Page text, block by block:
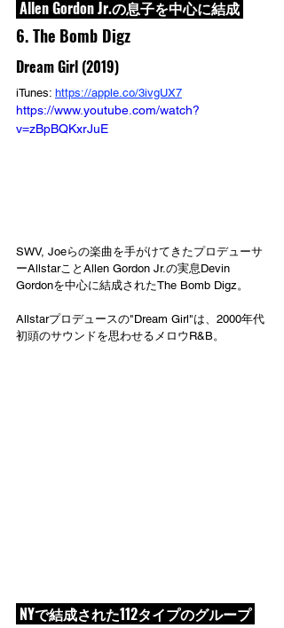
Allen Gordon Jr.の息子を中心に結成
6. The Bomb Digz
Dream Girl (2019)
iTunes: https://apple.co/3ivgUX7
https://www.youtube.com/watch?
v=zBpBQKxrJuE
SWV, Joeらの楽曲を手がけてきたプロデューサ
ーAllstarことAllen Gordon Jr.の実息Devin
Gordonを中心に結成されたThe Bomb Digz。
Allstarプロデュースの"Dream Girl"は、2000年代
初頭のサウンドを思わせるメロウR&B。
NYで結成された112タイプのグループ